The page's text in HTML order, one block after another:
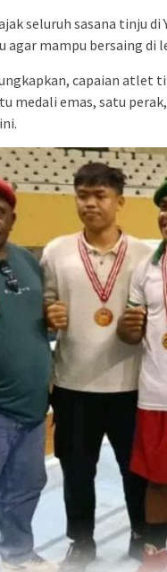
seluruh sasana tinju
agar mampu bersaing di
capaian atlet
medali emas, satu